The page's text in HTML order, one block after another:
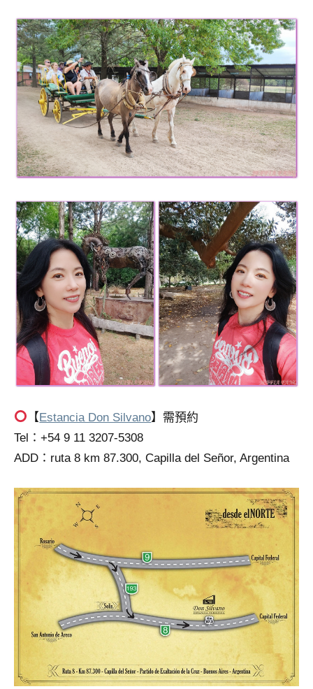
【Estancia Don Silvano】需預約
Tel：+54 9 11 3207-5308
ADD：ruta 8 km 87.300, Capilla del Señor, Argentina